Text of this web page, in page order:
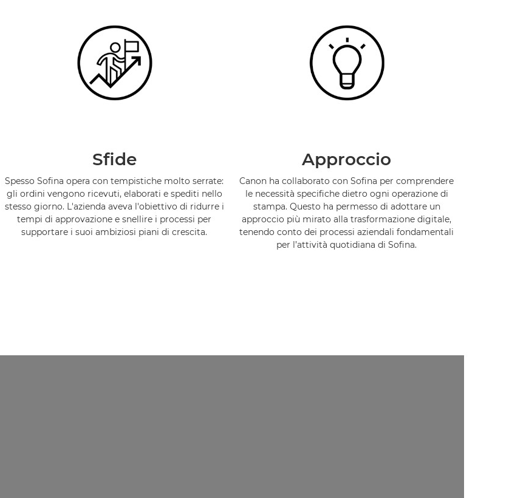
Sfide
Spesso Sofina opera con tempistiche molto serrate:
gli ordini vengono ricevuti, elaborati e spediti nello
stesso giorno. L'azienda aveva l'obiettivo di ridurre i
tempi di approvazione e snellire i processi per
supportare i suoi ambiziosi piani di crescita.
Approccio
Canon ha collaborato con Sofina per comprendere
le necessità specifiche dietro ogni operazione di
stampa. Questo ha permesso di adottare un
approccio più mirato alla trasformazione digitale,
tenendo conto dei processi aziendali fondamentali
per l’attività quotidiana di Sofina.